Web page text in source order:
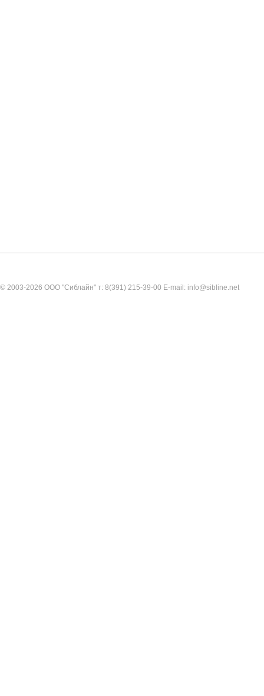
© 2003-2026 ООО "Сиблайн" т: 8(391) 215-39-00 E-mail: info@sibline.net